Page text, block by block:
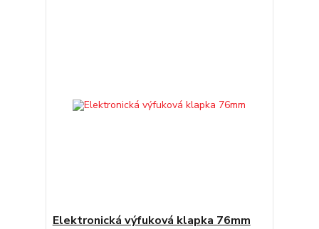
Elektronická výfuková klapka 76mm